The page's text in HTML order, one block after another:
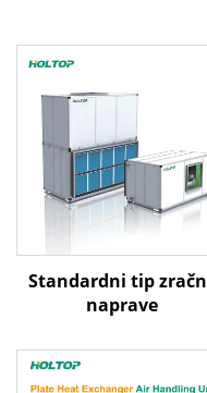
Standardni tip
naprave